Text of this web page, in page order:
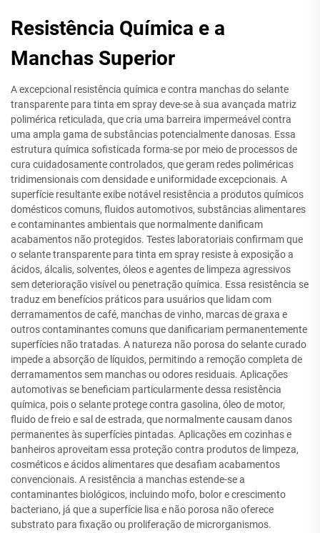
Resistência Química e a
Manchas Superior
A excepcional resistência química e contra manchas do selante
transparente para tinta em spray deve-se à sua avançada matriz
polimérica reticulada, que cria uma barreira impermeável contra
uma ampla gama de substâncias potencialmente danosas. Essa
estrutura química sofisticada forma-se por meio de processos de
cura cuidadosamente controlados, que geram redes poliméricas
tridimensionais com densidade e uniformidade excepcionais. A
superfície resultante exibe notável resistência a produtos químicos
domésticos comuns, fluidos automotivos, substâncias alimentares
e contaminantes ambientais que normalmente danificam
acabamentos não protegidos. Testes laboratoriais confirmam que
o selante transparente para tinta em spray resiste à exposição a
ácidos, álcalis, solventes, óleos e agentes de limpeza agressivos
sem deterioração visível ou penetração química. Essa resistência se
traduz em benefícios práticos para usuários que lidam com
derramamentos de café, manchas de vinho, marcas de graxa e
outros contaminantes comuns que danificariam permanentemente
superfícies não tratadas. A natureza não porosa do selante curado
impede a absorção de líquidos, permitindo a remoção completa de
derramamentos sem manchas ou odores residuais. Aplicações
automotivas se beneficiam particularmente dessa resistência
química, pois o selante protege contra gasolina, óleo de motor,
fluido de freio e sal de estrada, que normalmente causam danos
permanentes às superfícies pintadas. Aplicações em cozinhas e
banheiros aproveitam essa proteção contra produtos de limpeza,
cosméticos e ácidos alimentares que desafiam acabamentos
convencionais. A resistência a manchas estende-se a
contaminantes biológicos, incluindo mofo, bolor e crescimento
bacteriano, já que a superfície lisa e não porosa não oferece
substrato para fixação ou proliferação de microrganismos.